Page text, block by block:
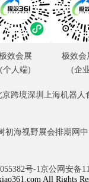
京跨境深圳 上海机器人
初海视野展会排期网
号-1京公网安备
All Rights
效会展
(个人端)
极效会
(企